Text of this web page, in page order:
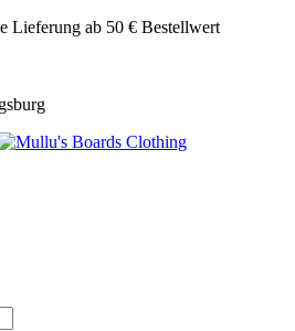
Lieferung ab 50 € Bestellwert